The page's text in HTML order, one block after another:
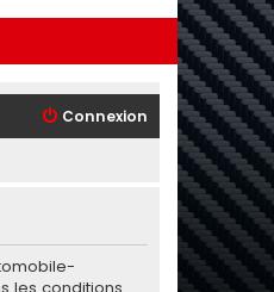
Connexion
les conditions